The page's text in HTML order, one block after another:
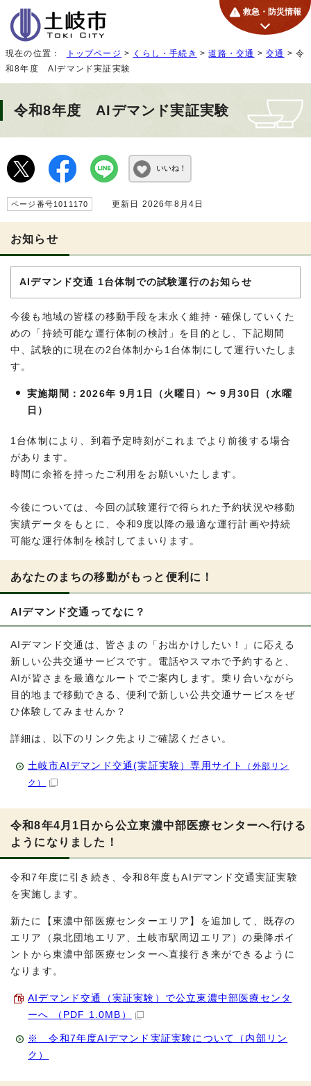
救急・防災情報
現在の位置： トップページ > くらし・手続き >道路・交通 >交通 > 令
和8年度 AIデマンド実証実験
令和8年度 AIデマンド実証実験
いいね！
ページ番号1011170 更新日 2026年8月4日
お知らせ
AIデマンド交通 1台体制での試験運行のお知らせ
今後も地域の皆様の移動手段を末永く維持・確保していくた
めの「持続可能な運行体制の検討」を目的とし、下記期間
中、試験的に現在の2台体制から1台体制にして運行いたしま
す。
実施期間：2026年 9月1日（火曜日）〜 9月30日（水曜
日）
1台体制により、到着予定時刻がこれまでより前後する場合
があります。
時間に余裕を持ったご利用をお願いいたします。
今後については、今回の試験運行で得られた予約状況や移動
実績データをもとに、令和9度以降の最適な運行計画や持続
可能な運行体制を検討してまいります。
あなたのまちの移動がもっと便利に！
AIデマンド交通ってなに？
AIデマンド交通は、皆さまの「お出かけしたい！」に応える
新しい公共交通サービスです。電話やスマホで予約すると、
AIが皆さまを最適なルートでご案内します。乗り合いながら
目的地まで移動できる、便利で新しい公共交通サービスをぜ
ひ体験してみませんか？
詳細は、以下のリンク先よりご確認ください。
土岐市AIデマンド交通(実証実験）専用サイト
（外部リン
ク）
令和8年4月1日から公立東濃中部医療センターへ行ける
ようになりました！
令和7年度に引き続き、令和8年度もAIデマンド交通実証実験
を実施します。
新たに【東濃中部医療センターエリア】を追加して、既存の
エリア（泉北団地エリア、土岐市駅周辺エリア）の乗降ポイ
ントから東濃中部医療センターへ直接行き来ができるように
なります。
AIデマンド交通（実証実験）で公立東濃中部医療センタ
ーへ （PDF 1.0MB）
※ 令和7年度AIデマンド実証実験について（内部リン
ク）